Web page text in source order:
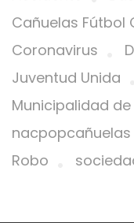
Cañuelas Fútbol
Coronavirus
Juventud Unida
Municipalidad
nacpopcañuelas
Robo